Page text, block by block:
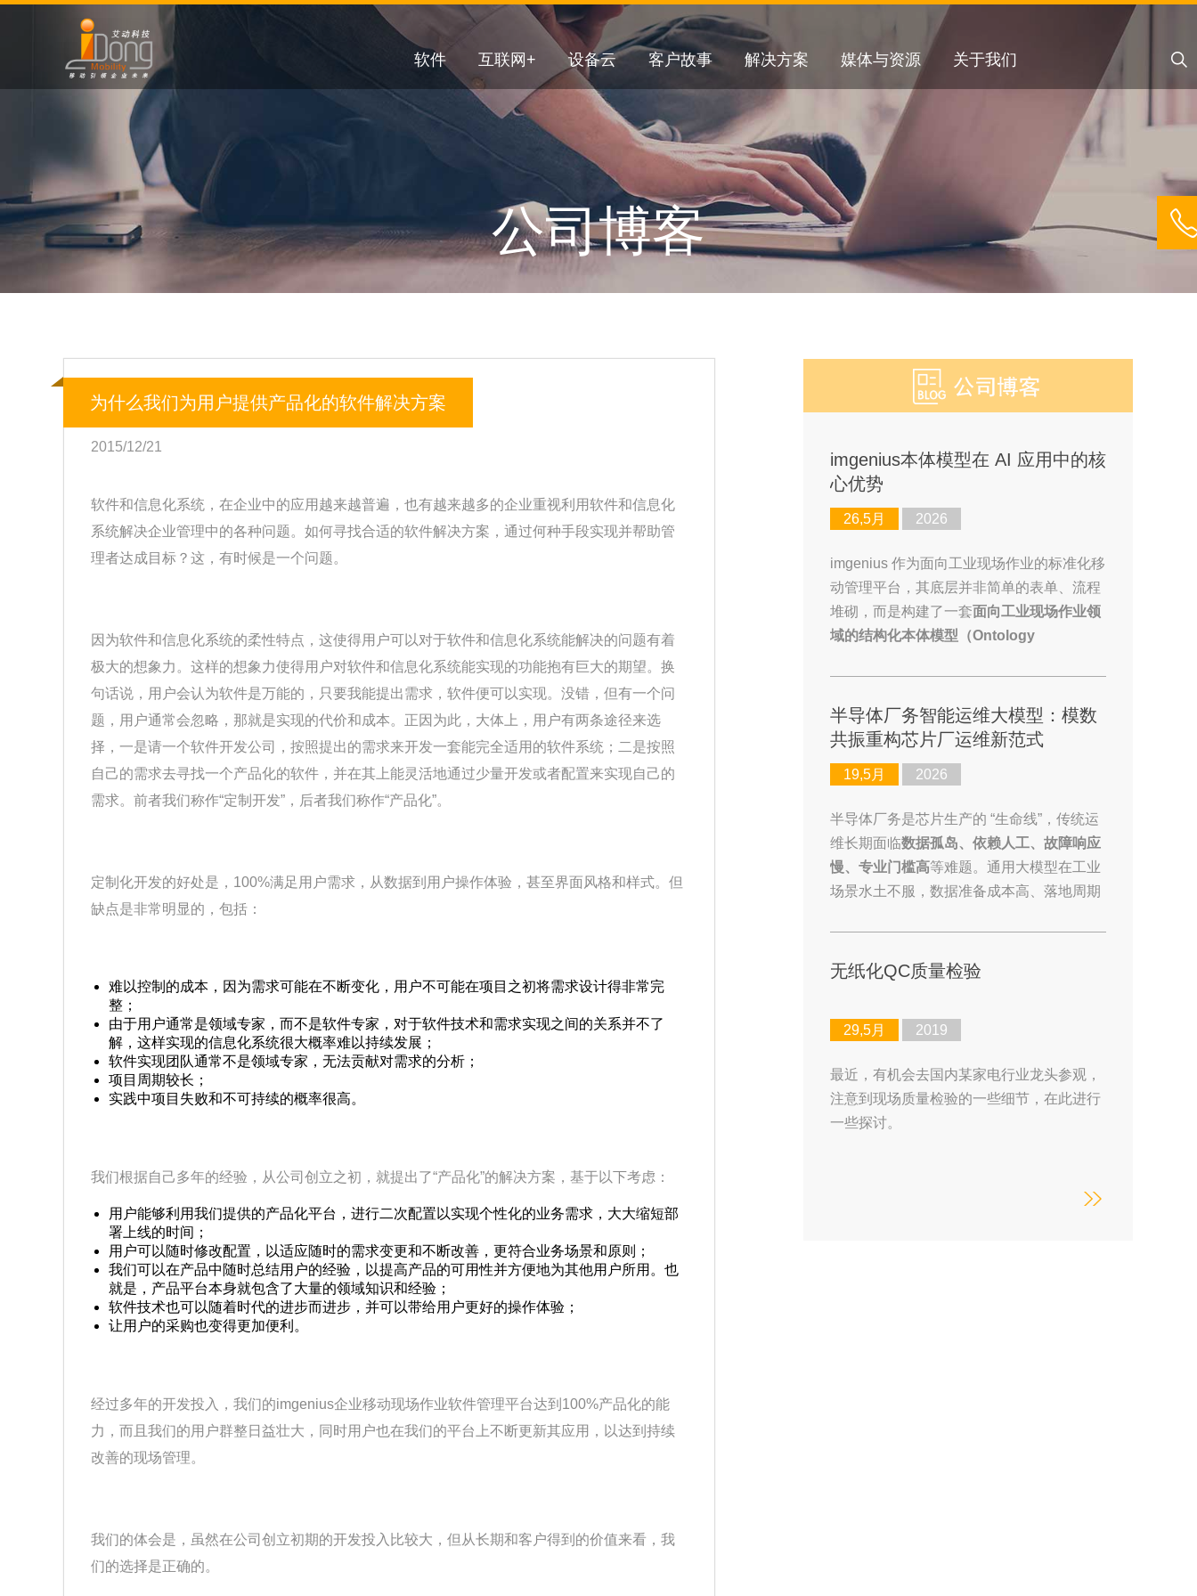
引
软件 互联网+ 设备云 客户故事 解决方案 媒体与资源 关于我们
关
字
公司博客
为什么我们为用户提供产品化的软件解决方案
2015/12/21
软件和信息化系统，在企业中的应用越来越普遍，也有越来越多的企业重视利用软件和信息化
系统解决企业管理中的各种问题。如何寻找合适的软件解决方案，通过何种手段实现并帮助管
理者达成目标？这，有时候是一个问题。
因为软件和信息化系统的柔性特点，这使得用户可以对于软件和信息化系统能解决的问题有着
极大的想象力。这样的想象力使得用户对软件和信息化系统能实现的功能抱有巨大的期望。换
句话说，用户会认为软件是万能的，只要我能提出需求，软件便可以实现。没错，但有一个问
题，用户通常会忽略，那就是实现的代价和成本。正因为此，大体上，用户有两条途径来选
择，一是请一个软件开发公司，按照提出的需求来开发一套能完全适用的软件系统；二是按照
自己的需求去寻找一个产品化的软件，并在其上能灵活地通过少量开发或者配置来实现自己的
需求。前者我们称作“定制开发”，后者我们称作“产品化”。
定制化开发的好处是，100%满足用户需求，从数据到用户操作体验，甚至界面风格和样式。但
缺点是非常明显的，包括：
难以控制的成本，因为需求可能在不断变化，用户不可能在项目之初将需求设计得非常完
整；
由于用户通常是领域专家，而不是软件专家，对于软件技术和需求实现之间的关系并不了
解，这样实现的信息化系统很大概率难以持续发展；
软件实现团队通常不是领域专家，无法贡献对需求的分析；
项目周期较长；
实践中项目失败和不可持续的概率很高。
我们根据自己多年的经验，从公司创立之初，就提出了“产品化”的解决方案，基于以下考虑：
用户能够利用我们提供的产品化平台，进行二次配置以实现个性化的业务需求，大大缩短部
署上线的时间；
用户可以随时修改配置，以适应随时的需求变更和不断改善，更符合业务场景和原则；
我们可以在产品中随时总结用户的经验，以提高产品的可用性并方便地为其他用户所用。也
就是，产品平台本身就包含了大量的领域知识和经验；
软件技术也可以随着时代的进步而进步，并可以带给用户更好的操作体验；
让用户的采购也变得更加便利。
经过多年的开发投入，我们的imgenius企业移动现场作业软件管理平台达到100%产品化的能
力，而且我们的用户群整日益壮大，同时用户也在我们的平台上不断更新其应用，以达到持续
改善的现场管理。
我们的体会是，虽然在公司创立初期的开发投入比较大，但从长期和客户得到的价值来看，我
们的选择是正确的。
imgenius本体模型在 AI 应用中的核
心优势
26,5月 2026
imgenius 作为面向工业现场作业的标准化移
动管理平台，其底层并非简单的表单、流程
堆砌，而是构建了一套面向工业现场作业领
域的结构化本体模型（Ontology
半导体厂务智能运维大模型：模数
共振重构芯片厂运维新范式
19,5月 2026
半导体厂务是芯片生产的 “生命线”，传统运
维长期面临数据孤岛、依赖人工、故障响应
慢、专业门槛高等难题。通用大模型在工业
场景水土不服，数据准备成本高、落地周期
双向赋能，为厂务智能运维提供低成本、高
无纸化QC质量检验
29,5月 2019
最近，有机会去国内某家电行业龙头参观，
注意到现场质量检验的一些细节，在此进行
一些探讨。